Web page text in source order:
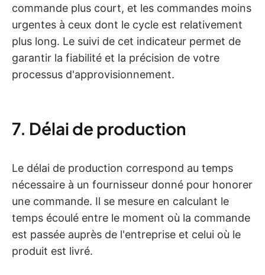
commande plus court, et les commandes moins
urgentes à ceux dont le cycle est relativement
plus long. Le suivi de cet indicateur permet de
garantir la fiabilité et la précision de votre
processus d'approvisionnement.
7. Délai de production
Le délai de production correspond au temps
nécessaire à un fournisseur donné pour honorer
une commande. Il se mesure en calculant le
temps écoulé entre le moment où la commande
est passée auprès de l'entreprise et celui où le
produit est livré.